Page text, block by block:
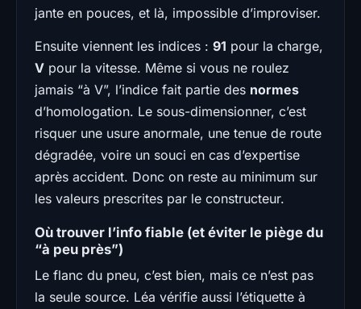
jante en pouces, et là, impossible d’improviser.
Ensuite viennent les indices : 91 pour la charge,
V pour la vitesse. Même si vous ne roulez
jamais “à V”, l’indice fait partie des normes
d’homologation. Le sous-dimensionner, c’est
risquer une usure anormale, une tenue de route
dégradée, voire un souci en cas d’expertise
après accident. Donc on reste au minimum sur
les valeurs prescrites par le constructeur.
Où trouver l’info fiable (et éviter le piège du
“à peu près”)
Le flanc du pneu, c’est bien, mais ce n’est pas
la seule source. Léa vérifie aussi l’étiquette à